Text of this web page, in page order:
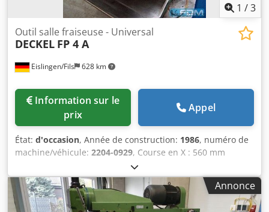
1 /3
Eislingen/Fils 628 km
Outil salle fraiseuse - Universal
DECKEL FP 4 A
prix
Appel
État: d'occasion, Année de construction: 1986, numéro de
machine/véhicule: 2204-0929, Course en X : 560 mm
Course en Y : 500 mm Course en Z : 450 / 390 mm Codpfx
Apecxxrisnoha Course du mandrin : 80 mm Avance : 2 -
3 600 mm/min Surface de serrage de la table : 800 x
460 mm Vitesses de broche : 40 - 4 000 tr/min Montage de
Annonce